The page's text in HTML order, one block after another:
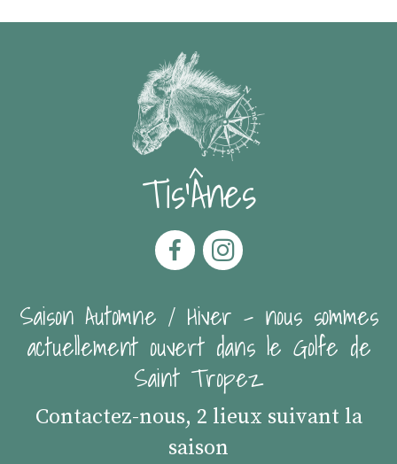
Tis'Ânes
Saison Automne / Hiver - nous sommes
actuellement ouvert dans le Golfe de
Saint Tropez
Contactez-nous, 2 lieux suivant la
saison